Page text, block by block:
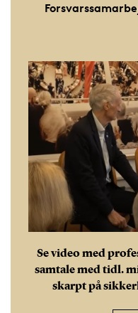
Se video med
samtale med tidl.
skarpt på